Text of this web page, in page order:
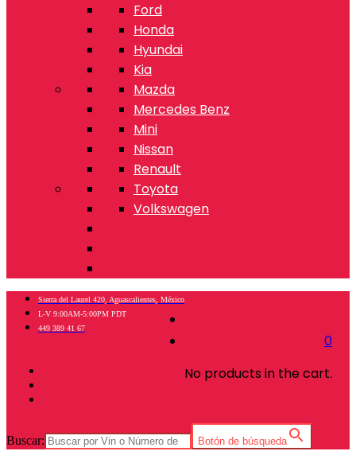
Ford
Honda
Hyundai
Kia
Mazda
Mercedes Benz
Mini
Nissan
Renault
Toyota
Volkswagen
0
No products in the cart.
Sierra del Laurel 420, Aguascalientes, México
L-V 9:00AM-5:00PM PDT
449 389 41 67
Buscar: Botón de búsqueda